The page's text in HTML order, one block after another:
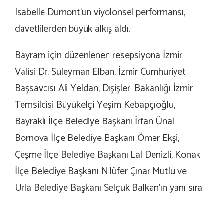
Isabelle Dumont’un viyolonsel performansı,
davetlilerden büyük alkış aldı.
Bayram için düzenlenen resepsiyona İzmir
Valisi Dr. Süleyman Elban, İzmir Cumhuriyet
Başsavcısı Ali Yeldan, Dışişleri Bakanlığı İzmir
Temsilcisi Büyükelçi Yeşim Kebapçıoğlu,
Bayraklı İlçe Belediye Başkanı İrfan Ünal,
Bornova İlçe Belediye Başkanı Ömer Ekşi,
Çeşme İlçe Belediye Başkanı Lal Denizli, Konak
İlçe Belediye Başkanı Nilüfer Çınar Mutlu ve
Urla Belediye Başkanı Selçuk Balkan’ın yanı sıra